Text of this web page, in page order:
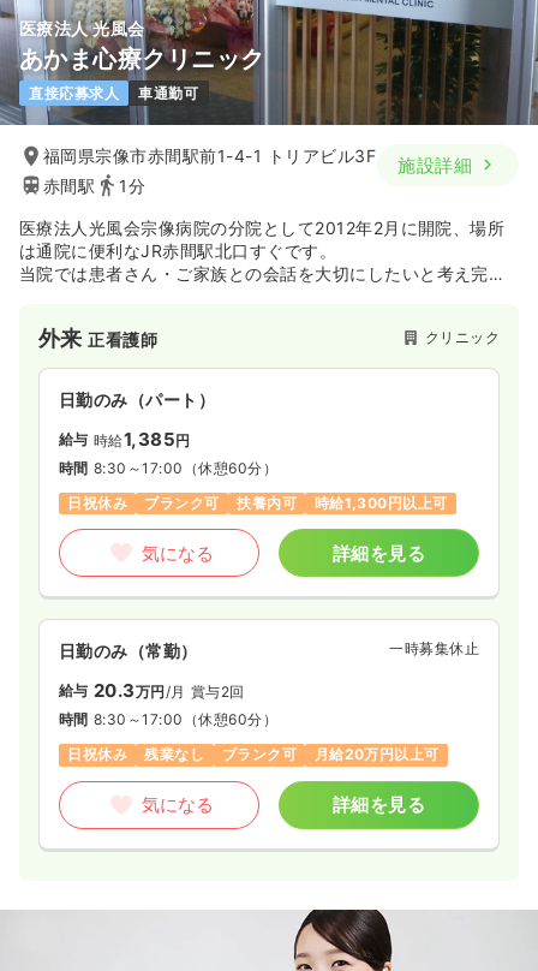
介護・福祉系正看護師 精神科病院
日勤のみ（常勤） 一時募集休止
給与 22.9万円〜/月 賞与4.5ヶ月
※一例
日祝休み
担当業務未経験可 ブランク可
第二新卒可
月給22万円以上可
給与 1,100〜1,200 円
第二新卒可
時給1,200円以上可
気になる 詳細を見る
※経験15年の例
時間
（休憩60分）
土日祝休み
担当業務未経験可
ブランク可
詳細を見る
医療法人 光風会
あかま心療クリニック
直接応募求人 車通勤可
福岡県宗像市赤間駅前1-4-1 トリアビル3F
赤間駅
1分
施設詳細
医療法人光風会宗像病院の分院として2012年2月に開院、場所
は通院に便利なJR赤間駅北口すぐです。
当院では患者さん・ご家族との会話を大切にしたいと考え完全
もお役に立てるような施設づくりを目指しております。
外来正看護師 クリニック
日勤のみ（パート）
給与 時給1,385円
時間 8:30～17:00 （休憩60分）
日祝休み
ブランク可 扶養内可 時給1,300円以上可
気になる 詳細を見る
日勤のみ（常勤） 一時募集休止
給与 20.3万円/月 賞与2回
時間 8:30～17:00 （休憩60分）
日祝休み
残業なし ブランク可 月給20万円以上可
気になる 詳細を見る